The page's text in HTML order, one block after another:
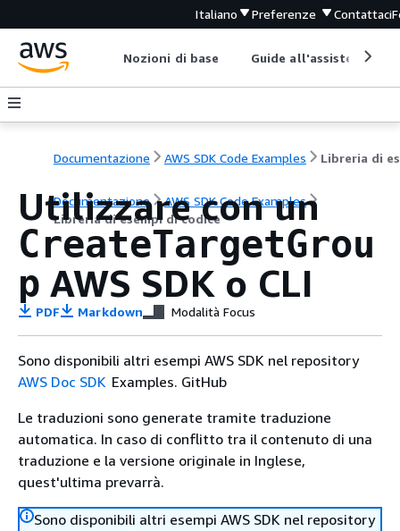
Italiano Preferenze Contattaci
Nozioni di base Guide all'assistenza
Documentazione AWS SDK Code Examples
Documentazione
AWS SDK Code Examples
Libreria di esempi di codice
Utilizzare con un
CreateTargetGrou
p AWS SDK o CLI
PDF Markdown Modalità Focus
Sono disponibili altri esempi AWS SDK nel repository
AWS Doc SDK Examples. GitHub
Le traduzioni sono generate tramite traduzione
automatica. In caso di conflitto tra il contenuto di una
traduzione e la versione originale in Inglese,
quest'ultima prevarrà.
Sono disponibili altri esempi AWS SDK nel repository